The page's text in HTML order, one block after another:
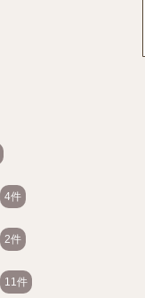
4件
2件
11件